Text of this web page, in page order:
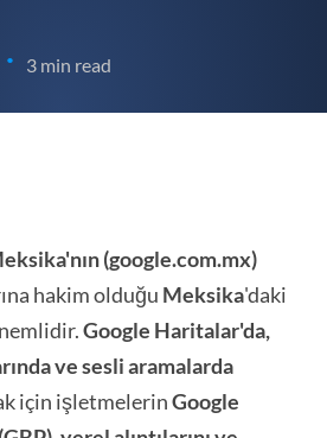
• 3 min read
(google.com.mx)
hakim olduğu Meksika'daki
Google Haritalar'da,
ve sesli aramalarda
için işletmelerinGoogle